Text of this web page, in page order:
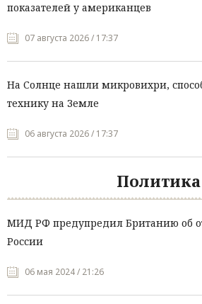
показателей у американцев
07 августа 2026 / 17:37
На Солнце нашли микровихри,
технику на Земле
06 августа 2026 / 17:37
Политика
МИД РФ предупредил Британию об
России
06 мая 2024 / 21:26